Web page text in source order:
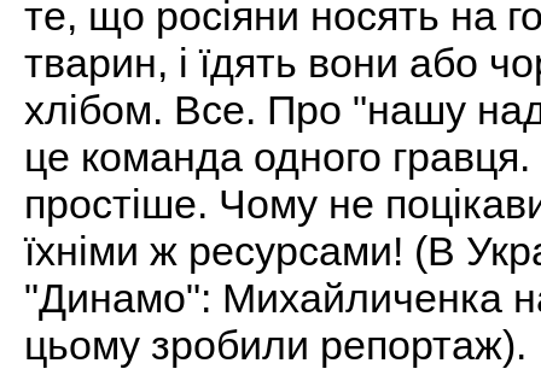
те, що росіяни носять на
тварин, і їдять вони або
хлібом. Все. Про "нашу
це команда одного
простіше. Чому не
їхніми ж ресурсами! (В
"Динамо": Михайличенка
цьому зробили репортаж).